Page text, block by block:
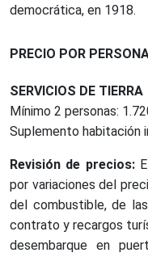
democrática, en 1918.
PRECIO POR
SERVICIOS DE TIERRA
Mínimo 2 personas:
Suplemento habitación
Revisión de precios:
por variaciones del
del combustible, de
contrato y recargos
desembarque en